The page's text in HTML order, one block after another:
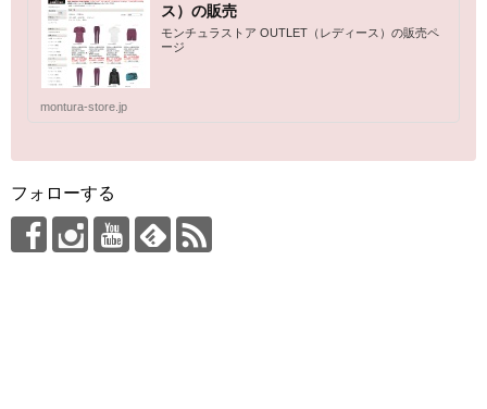
ス）の販売
モンチュラストア OUTLET（レディース）の販売ペ
ージ
montura-store.jp
フォローする